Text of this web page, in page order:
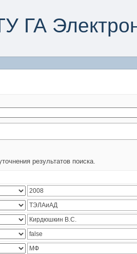
ГА
результатов поиска.